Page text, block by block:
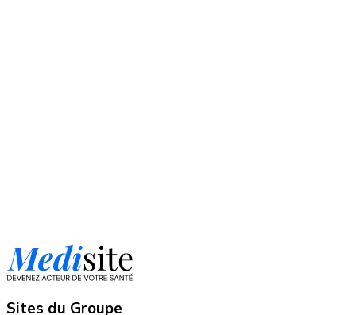
Sites du Groupe